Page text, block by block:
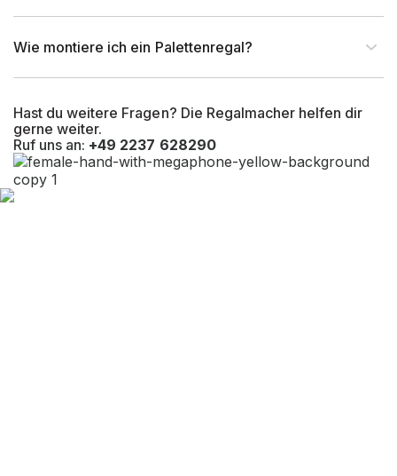
Hast du weitere Fragen? Die Regalmacher helfen dir
gerne weiter.
Ruf uns an: +49 2237 628290
Wie montiere ich ein Palettenregal?